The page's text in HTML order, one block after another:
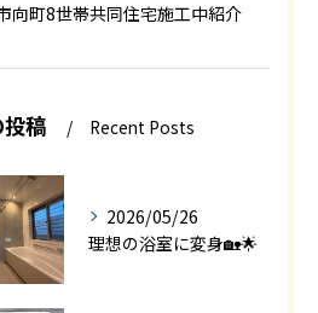
向町8世帯共同住宅施工中紹介
稿 Recent Posts
2026/05/26
理想の浴室に変身🏡🌟